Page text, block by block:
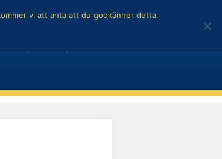
Kontakta oss påinfo@stylit.se
vi att anta att du godkänner detta.